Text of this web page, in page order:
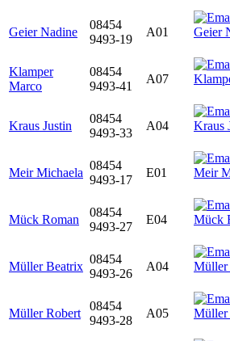
Geier Nadine
08454
9493-19
A01
Klamper
Marco
08454
9493-41
A07
Kraus Justin
08454
9493-33
A04
Meir Michaela
08454
9493-17
E01
Mück Roman
08454
9493-27
E04
Müller Beatrix
08454
9493-26
A04
Müller Robert
08454
9493-28
A05